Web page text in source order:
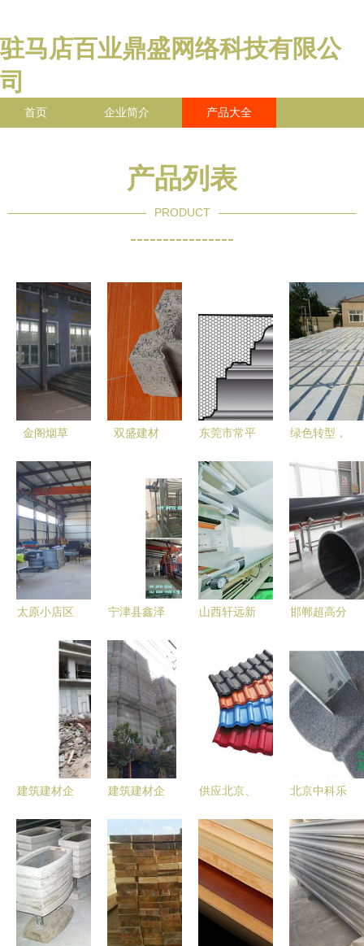
驻马店百业鼎盛网络科技有限公
司
首页 企业简介 产品大全
产品列表
PRODUCT
----------------
金阁烟草
的产业蜕变
与未来展望
双盛建材
园林护坡砖
生产专家
东莞市常平
料厂 从建
筑材料到烟
草品牌的跨
界迷思
绿色转型，
后传统建材
时代的建筑
设备新图景
太原小店区
厂 专业打
造水泥制
品，从水泥
烟道到钢网
箱的一站式
解决方案
宁津县鑫泽
备厂 FS复
合保温一体
板全套设备
工艺成熟，
引领建筑节
能新篇章
山西轩远新
建设热潮
中，烟草行
业或迎新变
革？
邯郸超高分
管厂家 建
筑建材行业
的可靠供应
商
建筑建材企
草行业 跨
界关联与市
场趋势分析
建筑建材企
察市场脉
搏，把握发
展机遇
供应北京、
型建材 树
脂瓦与PVC
瓦在烟草行
业建筑中的
应用
北京中科乐
质复合墙板
与大兴蜂窝
墙板的高性
价比选择